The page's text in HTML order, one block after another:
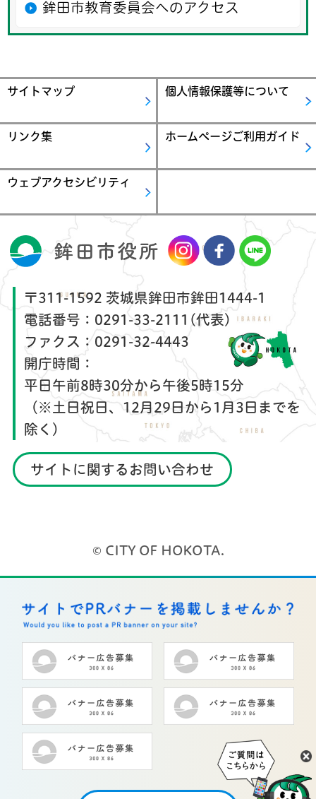
鉾田市教育委員会へのアクセス
サイトマップ 個人情報保護等について
リンク集 ホームページご利用ガイド
ウェブアクセシビリティ
〒311-1592 茨城県鉾田市鉾田1444-1
電話番号： 0291-33-2111(代表)
ファクス： 0291-32-4443
開庁時間：
平日午前8時30分から午後5時15分
（※土日祝日、12月29日から1月3日までを
除く）
サイトに関するお問い合わせ
© CITY OF HOKOTA.